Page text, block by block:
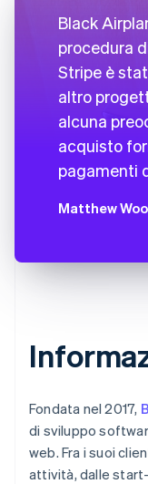
Black
procedura
Stripe è
altro
alcuna
acquisto
pagamenti
Matthew
Fondata nel 2017,
di sviluppo
web. Fra i suoi
attività, dalle